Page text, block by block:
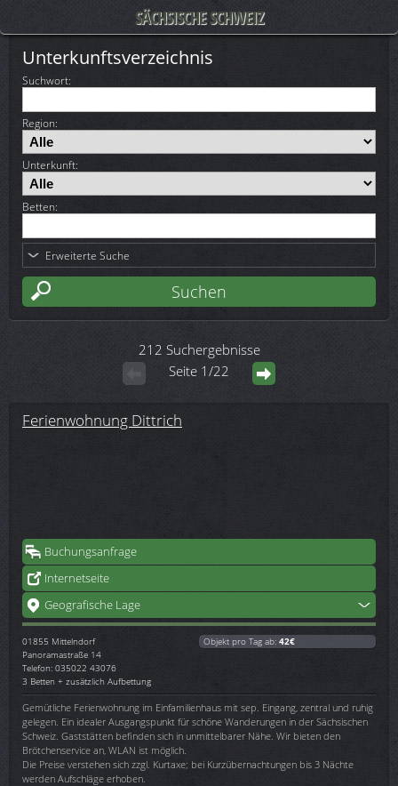
SÄCHSISCHE SCHWEIZ
Unterkunftsverzeichnis
Suchwort:
Region:
Unterkunft:
Betten:
Erweiterte Suche
212 Suchergebnisse
Seite 1/22
Ferienwohnung Dittrich
Buchungsanfrage
Internetseite
Geografische Lage
01855 Mittelndorf
Panoramastraße 14
Telefon: 035022 43076
3 Betten + zusätzlich Aufbettung
Objekt pro Tag ab: 42€
Gemütliche Ferienwohnung im Einfamilienhaus mit sep. Eingang, zentral und ruhig
gelegen. Ein idealer Ausgangspunkt für schöne Wanderungen in der Sächsischen
Schweiz. Gaststätten befinden sich in unmittelbarer Nähe. Wir bieten den
Brötchenservice an, WLAN ist möglich.
Die Preise verstehen sich zzgl. Kurtaxe; bei Kurzübernachtungen bis 3 Nächte
werden Aufschläge erhoben.